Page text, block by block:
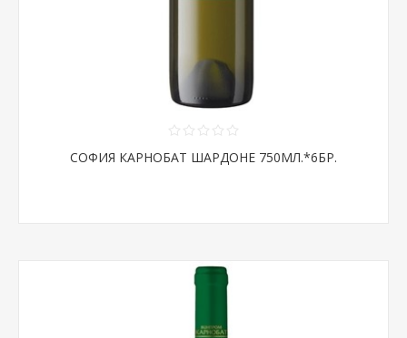
СОФИЯ КАРНОБАТ ШАРДОНЕ 750МЛ.*6БР.